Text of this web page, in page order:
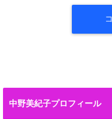
中野美紀子プロフィール